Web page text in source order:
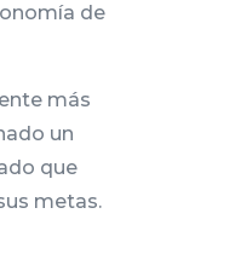
de
más
un
que
metas.